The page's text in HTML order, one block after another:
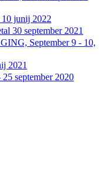
10 junij 2022
30 september 2021
September 9 - 10,
2021
september 2020